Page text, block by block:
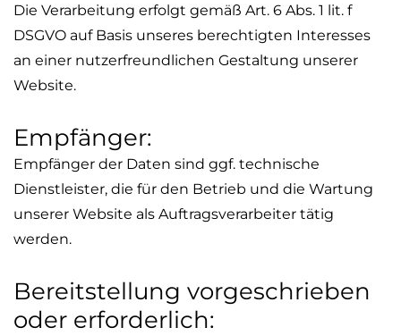
Die Verarbeitung erfolgt gemäß Art. 6 Abs. 1 lit. f
DSGVO auf Basis unseres berechtigten Interesses
an einer nutzerfreundlichen Gestaltung unserer
Website.
Empfänger:
Empfänger der Daten sind ggf. technische
Dienstleister, die für den Betrieb und die Wartung
unserer Website als Auftragsverarbeiter tätig
werden.
Bereitstellung vorgeschrieben
oder erforderlich: